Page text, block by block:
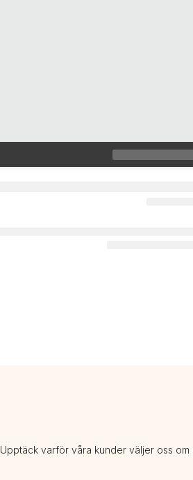
Upptäck varför våra kunder väljer oss